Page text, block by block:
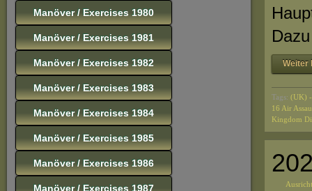
Manöver / Exercises 1980
Manöver / Exercises 1981
Manöver / Exercises 1982
Manöver / Exercises 1983
Manöver / Exercises 1984
Manöver / Exercises 1985
Manöver / Exercises 1986
Manöver / Exercises 1987
Weiter
Tags: (UK) -
16 Air
Kingdom